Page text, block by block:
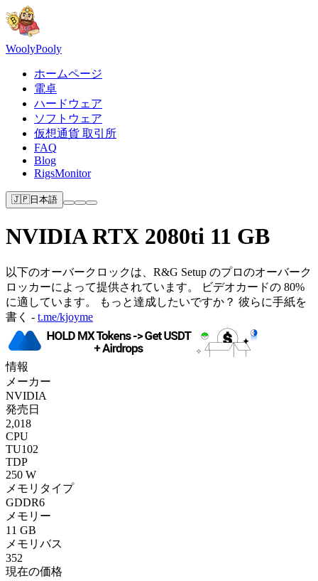
WoolyPooly
ホームページ
電卓
ハードウェア
ソフトウェア
仮想通貨 取引所
FAQ
Blog
RigsMonitor
🇯🇵日本語
NVIDIA RTX 2080ti 11 GB
以下のオーバークロックは、R&G Setup のプロのオーバーク
ロッカーによって提供されています。 ビデオカードの 80%
に適しています。 もっと達成したいですか？ 彼らに手紙を
書く - t.me/kjoyme
情報
メーカー
NVIDIA
発売日
2,018
CPU
TU102
TDP
250 W
メモリタイプ
GDDR6
メモリー
11 GB
メモリバス
352
現在の価格